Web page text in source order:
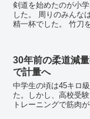
剣道を始めたのが小
した。 周りのみんなは高学年が多かったので練習についていくのが
精一杯でした。 竹刀を持つだけでもへとへとだったので、まずはス
30年前の柔道減
で計量へ
中学生の頃は45キロ
た。しかし、高校受
トレーニングで筋肉